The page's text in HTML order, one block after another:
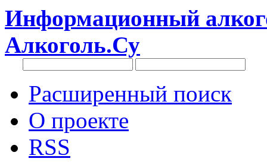
Информационный
Алкоголь.Су
Расширенный поиск
О проекте
RSS